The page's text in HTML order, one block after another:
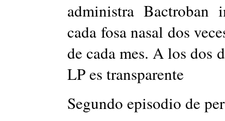
administra Bactroban
cada fosa nasal dos
de cada mes. A los dos
LP es transparente
Segundo episodio de